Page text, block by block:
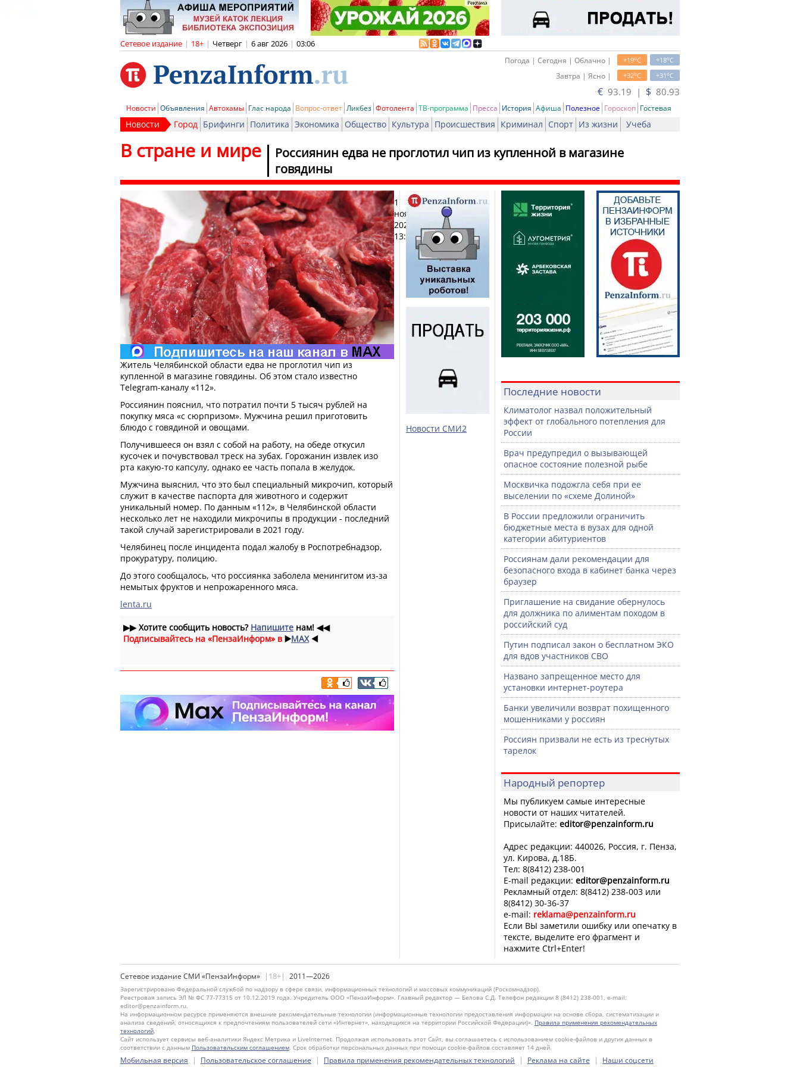
Сетевое издание | 18+ | Четверг | 6 авг 2026 | 03:06
+18oC
+19oC
Погода | Сегодня | Облачно |
+31oC
+32oC
Завтра | Ясно |
€ 93.19 | $ 80.93
Новости Объявления Автохамы Глас народа Вопрос-ответ Ликбез Фотолента ТВ-программа Пресса История Афиша Полезное Гороскоп Гостевая
Новости Город Брифинги Политика Экономика Общество Культура Происшествия Криминал Спорт Из жизни Учеба
Россиянин едва не проглотил чип из купленной в магазине
говядины
В стране и мире
1
ноября
2025,
13:41
Печать
Житель Челябинской области едва не проглотил чип из
купленной в магазине говядины. Об этом стало известно
Telegram-каналу «112».
Россиянин пояснил, что потратил почти 5 тысяч рублей на
покупку мяса «с сюрпризом». Мужчина решил приготовить
блюдо с говядиной и овощами.
Получившееся он взял с собой на работу, на обеде откусил
кусочек и почувствовал треск на зубах. Горожанин извлек изо
рта какую-то капсулу, однако ее часть попала в желудок.
Мужчина выяснил, что это был специальный микрочип, который
служит в качестве паспорта для животного и содержит
уникальный номер. По данным «112», в Челябинской области
несколько лет не находили микрочипы в продукции - последний
такой случай зарегистрировали в 2021 году.
Челябинец после инцидента подал жалобу в Роспотребнадзор,
прокуратуру, полицию.
До этого сообщалось, что россиянка заболела менингитом из-за
немытых фруктов и непрожаренного мяса.
lenta.ru
▶▶Хотите сообщить новость? Напишите нам! ◀◀
Подписывайтесь на «ПензаИнформ» в ▶️MAX ◀️
Новости СМИ2
Последние новости
Климатолог назвал положительный
эффект от глобального потепления для
России
Врач предупредил о вызывающей
опасное состояние полезной рыбе
Москвичка подожгла себя при ее
выселении по «схеме Долиной»
В России предложили ограничить
бюджетные места в вузах для одной
категории абитуриентов
Россиянам дали рекомендации для
безопасного входа в кабинет банка через
браузер
Приглашение на свидание обернулось
для должника по алиментам походом в
российский суд
Путин подписал закон о бесплатном ЭКО
для вдов участников СВО
Названо запрещенное место для
установки интернет-роутера
Банки увеличили возврат похищенного
мошенниками у россиян
Россиян призвали не есть из треснутых
тарелок
Народный репортер
Мы публикуем самые интересные
новости от наших читателей.
Присылайте: editor@penzainform.ru
Адрес редакции: 440026, Россия, г. Пенза,
ул. Кирова, д.18Б.
Тел: 8(8412) 238-001
E-mail редакции: editor@penzainform.ru
Рекламный отдел: 8(8412) 238-003 или
8(8412) 30-36-37
e-mail: reklama@penzainform.ru
Если ВЫ заметили ошибку или опечатку в
тексте, выделите его фрагмент и
нажмите Ctrl+Enter!
Сетевое издание СМИ «ПензаИнформ» |18+| 2011—2026
Зарегистрировано Федеральной службой по надзору в сфере связи, информационных технологий и массовых коммуникаций (Роскомнадзор).
Реестровая запись ЭЛ № ФС 77-77315 от 10.12.2019 года. Учредитель ООО «ПензаИнформ». Главный редактор — Белова С.Д. Телефон редакции 8 (8412) 238-001, e-mail:
editor@penzainform.ru.
На информационном ресурсе применяются внешние рекомендательные технологии (информационные технологии предоставления информации на основе сбора, систематизации и
анализа сведений, относящихся к предпочтениям пользователей сети «Интернет», находящихся на территории Российской Федерации)». Правила применения рекомендательных
технологий.
Сайт использует сервисы веб-аналитики Яндекс Метрика и LiveInternet. Продолжая использовать этот Сайт, вы соглашаетесь с использованием cookie-файлов и других данных в
соответствии с данным Пользовательским соглашением. Срок обработки персональных данных при помощи cookie-файлов составляет 14 дней.
Мобильная версия | Пользовательское соглашение | Правила применения рекомендательных технологий | Реклама на сайте | Наши соцсети